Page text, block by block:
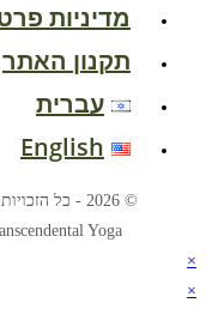
מדיניות
תקנון האתר
עברית
English
© 2026 - כל הזכויות שמורות - מוטי שפי - יוגה טרנסנדנטלית
Yoga
×
×